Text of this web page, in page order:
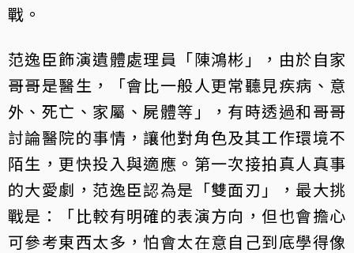
戰。
范逸臣飾演遺體處理員「陳鴻彬」，由於自家
哥哥是醫生，「會比一般人更常聽見疾病、意
外、死亡、家屬、屍體等」，有時透過和哥哥
討論醫院的事情，讓他對角色及其工作環境不
陌生，更快投入與適應。第一次接拍真人真事
的大愛劇，范逸臣認為是「雙面刃」，最大挑
戰是：「比較有明確的表演方向，但也會擔心
可參考東西太多，怕會太在意自己到底學得像